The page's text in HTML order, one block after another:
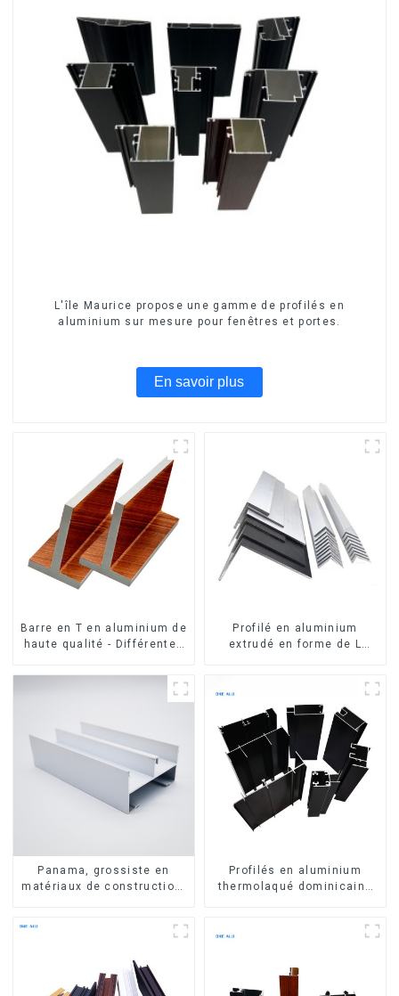
L'île Maurice propose une gamme de profilés en
aluminium sur mesure pour fenêtres et portes.
En savoir plus
Barre en T en aluminium de
haute qualité - Différentes
Profilé en aluminium
extrudé en forme de L
Panama, grossiste en
matériaux de construction,
Profilés en aluminium
thermolaqué dominicains